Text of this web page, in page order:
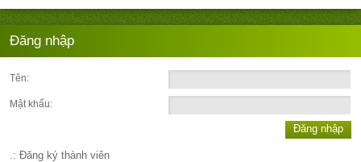
Đăng nhập
Tên:
Mật khẩu:
Đăng nhập
.: Đăng ký thành viên